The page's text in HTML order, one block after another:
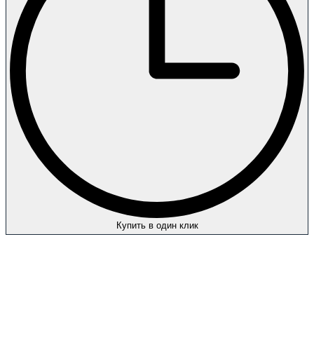
Купить в один клик